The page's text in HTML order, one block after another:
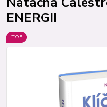
ENERGII
TOP